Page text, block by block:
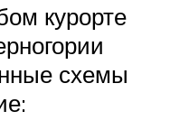
курорте
схемы